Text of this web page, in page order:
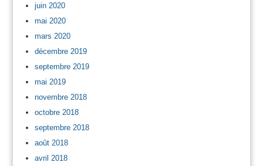
juin 2020
mai 2020
mars 2020
décembre 2019
septembre 2019
mai 2019
novembre 2018
octobre 2018
septembre 2018
août 2018
avril 2018